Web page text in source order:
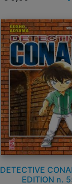
DETECTIVE
EDITION n.